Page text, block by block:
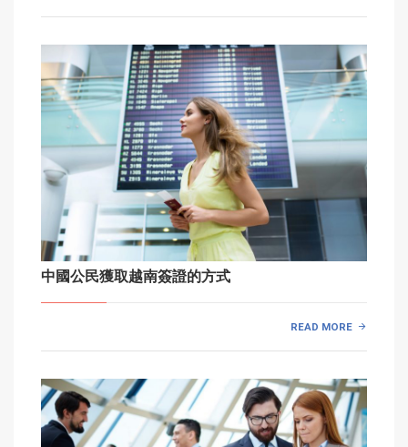
中國公民獲取越南簽證的方式
READ MORE